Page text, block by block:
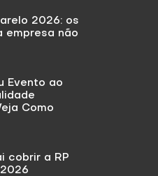
2026: os
empresa não
Evento ao
Como
cobrir a RP